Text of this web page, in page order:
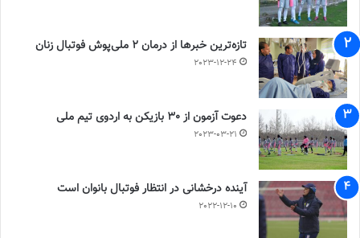
تازه‌ترین خبرها از درمان ۲ ملی‌پوش فوتبال زنان
2023-12-24
دعوت آزمون از 30 بازیکن به اردوی تیم ملی
2023-03-21
آینده درخشانی در انتظار فوتبال بانوان است
2022-12-10